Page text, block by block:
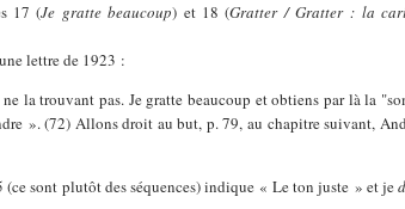
17 (Je gratte beaucoup) et 18 (Gratter / Gratter : la
lettre de 1923 :
la trouvant pas. Je gratte beaucoup et obtiens par là la
». (72) Allons droit au but, p. 79, au chapitre suivant,
sont plutôt des séquences) indique « Le ton juste » et je